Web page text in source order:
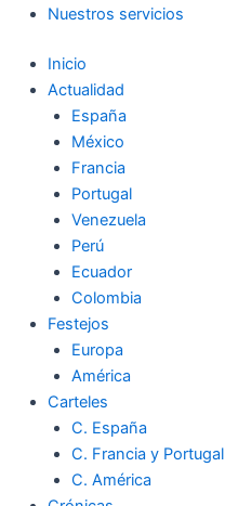
Nuestros servicios
Inicio
Actualidad
España
México
Francia
Portugal
Venezuela
Perú
Ecuador
Colombia
Festejos
Europa
América
Carteles
C. España
C. Francia y Portugal
C. América